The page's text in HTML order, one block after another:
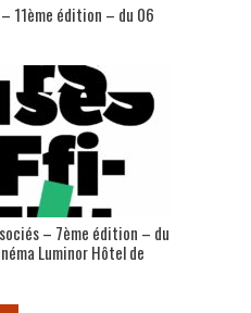
11ème édition – du 06
– 7ème édition – du
Luminor Hôtel de